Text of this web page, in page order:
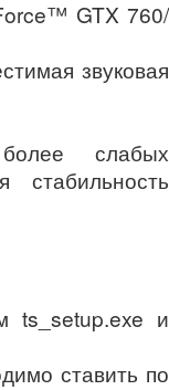
GTX 760/
звуковая
слабых
стабильность
ts_setup.exe и
ставить по